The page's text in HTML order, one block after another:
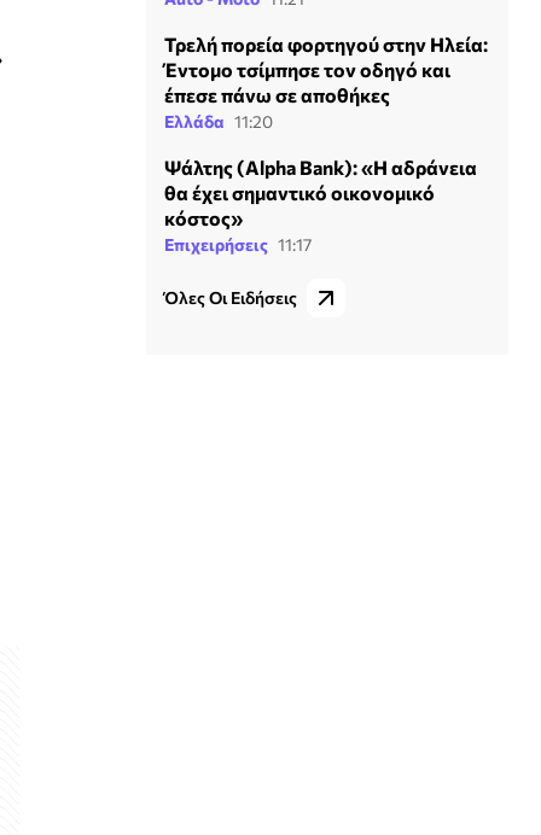
Τρελή πορεία φορτηγού στην Ηλεία:
Έντομο τσίμπησε τον οδηγό και
έπεσε πάνω σε αποθήκες
Ελλάδα 11:20
Ψάλτης (Alpha Bank): «Η αδράνεια
θα έχει σημαντικό οικονομικό
κόστος»
Επιχειρήσεις 11:17
Όλες Οι Ειδήσεις